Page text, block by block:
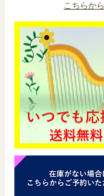
こちらから